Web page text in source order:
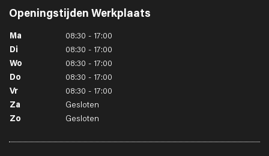
Openingstijden Werkplaats
Ma
08:30 - 17:00
Di
08:30 - 17:00
Wo
08:30 - 17:00
Do
08:30 - 17:00
Vr
08:30 - 17:00
Za
Gesloten
Zo
Gesloten